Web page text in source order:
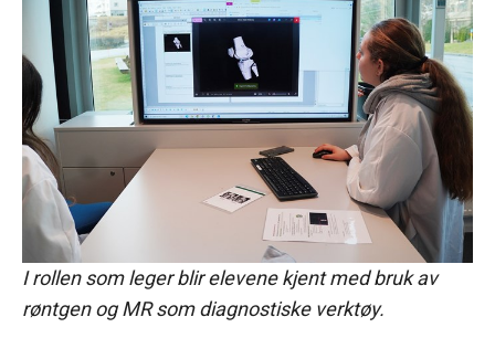
I rollen som leger blir elevene kjent med bruk av
røntgen og MR som diagnostiske verktøy.